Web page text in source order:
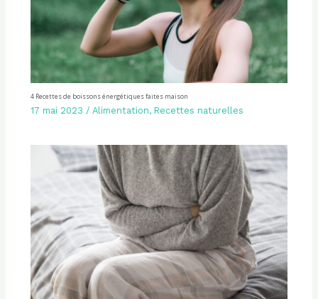
4 Recettes de boissons énergétiques faites maison
17 mai 2023 / Alimentation, Recettes naturelles